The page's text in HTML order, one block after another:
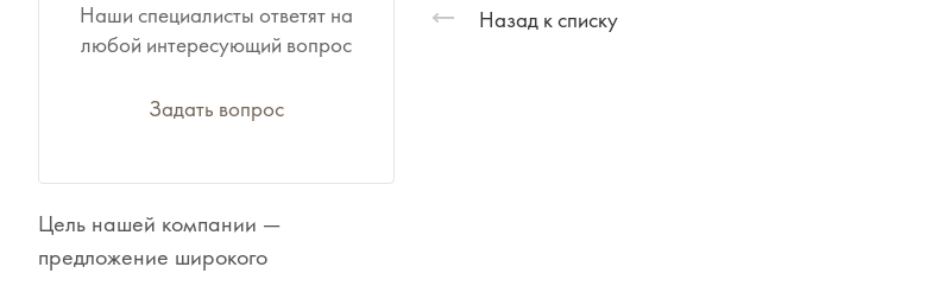
Назад к списку
Народные инструменты
Сувениры
Наши специалисты ответят на
любой интересующий вопрос
Задать вопрос
Цель нашей компании —
предложение широкого